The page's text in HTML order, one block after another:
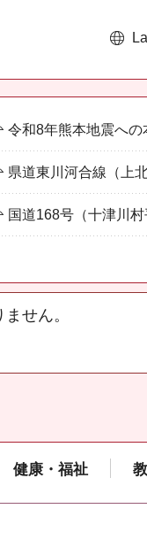
令和8年熊本地震へ
県道東川河合線（上
国道168号（十津川
せん。
健康・福祉